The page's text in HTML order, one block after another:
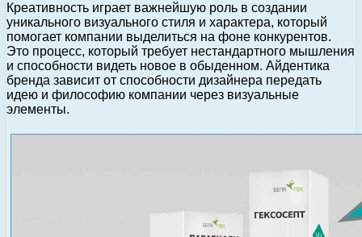
Креативность играет важнейшую роль в создании
уникального визуального стиля и характера, который
помогает компании выделиться на фоне конкурентов.
Это процесс, который требует нестандартного мышления
и способности видеть новое в обыденном. Айдентика
бренда зависит от способности дизайнера передать
идею и философию компании через визуальные
элементы.